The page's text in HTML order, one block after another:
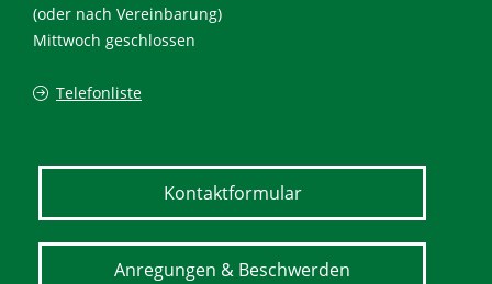
(oder nach Vereinbarung)
Mittwoch geschlossen
Telefonliste
Kontaktformular
Anregungen & Beschwerden